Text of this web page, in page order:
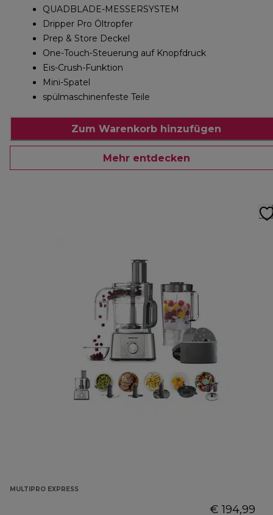
QUADBLADE-MESSERSYSTEM
Dripper Pro Öltropfer
Prep & Store Deckel
One-Touch-Steuerung auf Knopfdruck
Eis-Crush-Funktion
Mini-Spatel
spülmaschinenfeste Teile
Zum Warenkorb hinzufügen
Mehr entdecken
MULTIPRO EXPRESS
€ 194,99